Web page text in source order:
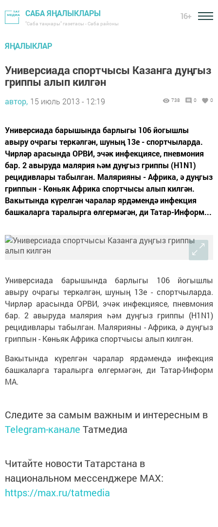
САБА ЯҢАЛЫКЛАРЫ
"Саба таңнары" газетасы - Саба районы
16+
ЯҢАЛЫКЛАР
Универсиада спортчысы Казанга дуңгыз
гриппы алып килгән
автор, 15 июль 2013 - 12:19 738 0 0
Универсиада барышында барлыгы 106 йогышлы
авыру очрагы теркәлгән, шуның 13е - спортчыларда.
Чирләр арасында ОРВИ, эчәк инфекциясе, пневмония
бар. 2 авыруда малярия һәм дуңгыз гриппы (H1N1)
рецидивлары табылган. Малярияны - Африка, ә дуңгыз
гриппын - Көньяк Африка спортчысы алып килгән.
Вакытында күрелгән чаралар ярдәмендә инфекция
башкаларга таралырга өлгермәгән, ди Татар-Информ...
Универсиада барышында барлыгы 106 йогышлы
авыру очрагы теркәлгән, шуның 13е - спортчыларда.
Чирләр арасында ОРВИ, эчәк инфекциясе, пневмония
бар. 2 авыруда малярия һәм дуңгыз гриппы (H1N1)
рецидивлары табылган. Малярияны - Африка, ә дуңгыз
гриппын - Көньяк Африка спортчысы алып килгән.
Вакытында күрелгән чаралар ярдәмендә инфекция
башкаларга таралырга өлгермәгән, ди Татар-Информ
МА.
Следите за самым важным и интересным в
Telegram-канале Татмедиа
Читайте новости Татарстана в
национальном мессенджере MАХ:
https://max.ru/tatmedia